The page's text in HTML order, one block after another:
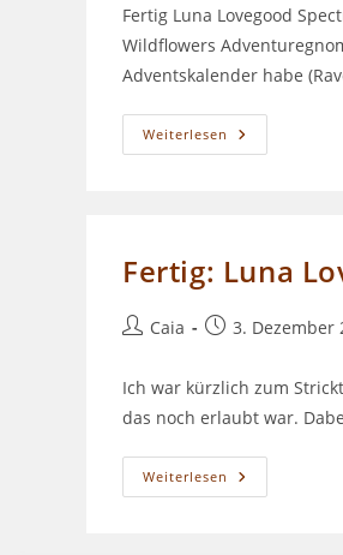
Fertig Luna Lovegood
Wildflowers
Adventskalender habe
Weiterlesen Episode
086
Fertig: Luna
Beitrags-
Caia
Beitrag3. Dezember
Ich war kürzlich zum
das noch erlaubt war.
Weiterlesen Fertig:
Luna